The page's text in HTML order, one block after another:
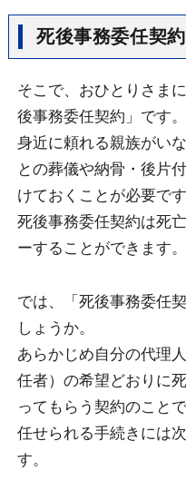
死後事務委任契
そこで、おひとりさま
後事務委任契約」です。
身近に頼れる親族がい
との葬儀や納骨・後片
けておくことが必要です
死後事務委任契約は死
ーすることができます。
では、「死後事務委任
しょうか。
あらかじめ自分の代理
任者）の希望どおりに
ってもらう契約のことで
任せられる手続きには
す。